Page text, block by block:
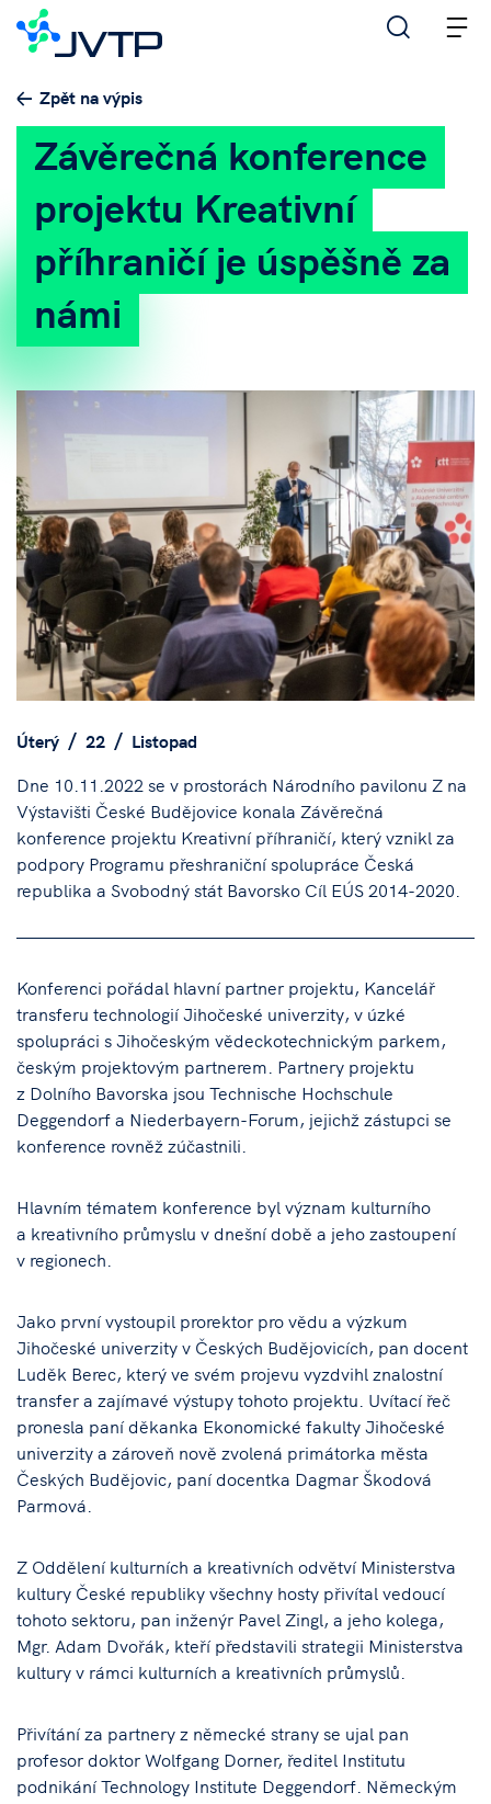
Zpět na výpis
Závěrečná konference
projektu Kreativní
příhraničí je úspěšně za
námi
Úterý 22
Listopad
Dne 10.11.2022 se v prostorách Národního pavilonu Z na
Výstavišti České Budějovice konala Závěrečná
konference projektu Kreativní příhraničí, který vznikl za
podpory Programu přeshraniční spolupráce Česká
republika a Svobodný stát Bavorsko Cíl EÚS 2014-2020.
Konferenci pořádal hlavní partner projektu, Kancelář
transferu technologií Jihočeské univerzity, v úzké
spolupráci s Jihočeským vědeckotechnickým parkem,
českým projektovým partnerem. Partnery projektu
z Dolního Bavorska jsou Technische Hochschule
Deggendorf a Niederbayern-Forum, jejichž zástupci se
konference rovněž zúčastnili.
Hlavním tématem konference byl význam kulturního
a kreativního průmyslu v dnešní době a jeho zastoupení
v regionech.
Jako první vystoupil prorektor pro vědu a výzkum
Jihočeské univerzity v Českých Budějovicích, pan docent
Luděk Berec, který ve svém projevu vyzdvihl znalostní
transfer a zajímavé výstupy tohoto projektu. Uvítací řeč
pronesla paní děkanka Ekonomické fakulty Jihočeské
univerzity a zároveň nově zvolená primátorka města
Českých Budějovic, paní docentka Dagmar Škodová
Parmová.
Z Oddělení kulturních a kreativních odvětví Ministerstva
kultury České republiky všechny hosty přivítal vedoucí
tohoto sektoru, pan inženýr Pavel Zingl, a jeho kolega,
Mgr. Adam Dvořák, kteří představili strategii Ministerstva
kultury v rámci kulturních a kreativních průmyslů.
Přivítání za partnery z německé strany se ujal pan
profesor doktor Wolfgang Dorner, ředitel Institutu
podnikání Technology Institute Deggendorf. Německým